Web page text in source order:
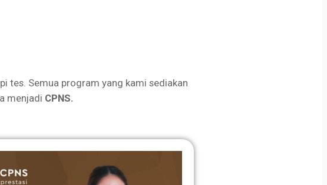
tes. Semua program yang kami sediakan
menjadi CPNS.